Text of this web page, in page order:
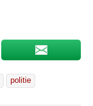
politie